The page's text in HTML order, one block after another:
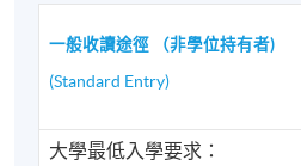
您必須學習七個部門法基礎知
識都涵蓋在法學學士課程中。
在取得倫敦大學法律學士學位
一般收讀途徑 （非學位持有者)
(Standard Entry)
大學最低入學要求：